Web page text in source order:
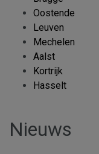
Oostende
Leuven
Mechelen
Aalst
Kortrijk
Hasselt
Nieuws